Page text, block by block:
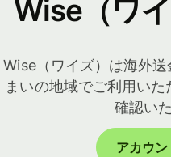
Wise（ワ
Wise（ワイズ）は海外
まいの地域でご利用い
確認い
アカウ